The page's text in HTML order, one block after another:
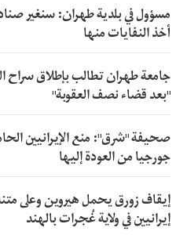
مسؤول في بلدية طهران: سنغير
أخذ النفايات منها
جامعة طهران تطالب بإطلاق
"بعد قضاء نصف العقوبة"
صحيفة "شرق": منع الإيرانيين
جورجيا من العودة إليها
إيقاف زورق يحمل هيروين وعلى
إيرانيين في ولاية غُجرات بالهند